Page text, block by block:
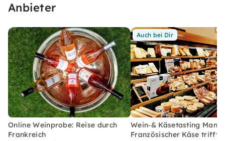
Anbieter
Online Weinprobe: Reise durch
Frankreich
Auch bei Dir
Wein‑& Käsetasting
Französischer Käse trifft